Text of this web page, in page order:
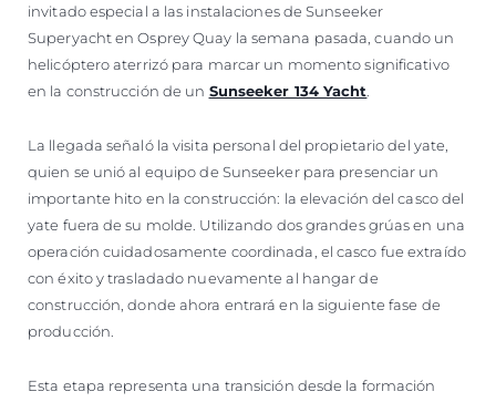
invitado especial a las instalaciones de Sunseeker
Superyacht en Osprey Quay la semana pasada, cuando un
helicóptero aterrizó para marcar un momento significativo
en la construcción de un Sunseeker 134 Yacht
La llegada señaló la visita personal del propietario del yate,
quien se unió al equipo de Sunseeker para presenciar un
importante hito en la construcción: la elevación del casco del
yate fuera de su molde. Utilizando dos grandes grúas en una
operación cuidadosamente coordinada, el casco fue extraído
con éxito y trasladado nuevamente al hangar de
construcción, donde ahora entrará en la siguiente fase de
producción.
Esta etapa representa una transición desde la formación